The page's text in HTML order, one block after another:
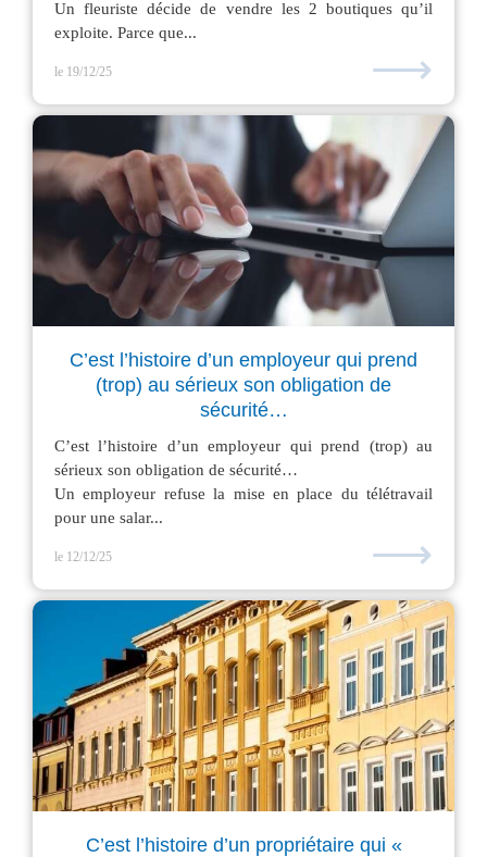
Un fleuriste décide de vendre les 2 boutiques qu’il
exploite. Parce que...
le 19/12/25 ⟶
C’est l’histoire d’un employeur qui prend
(trop) au sérieux son obligation de
sécurité…
C’est l’histoire d’un employeur qui prend (trop) au
sérieux son obligation de sécurité…
Un employeur refuse la mise en place du télétravail
pour une salar...
le 12/12/25 ⟶
C’est l’histoire d’un propriétaire qui «